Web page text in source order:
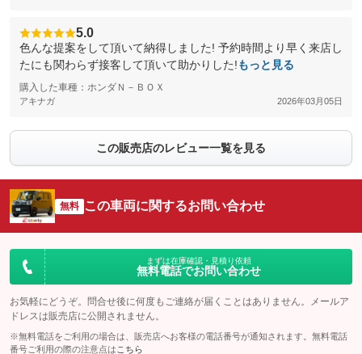
5.0
色んな提案をして頂いて納得しました! 予約時間より早く来店し
たにも関わらず接客して頂いて助かりした!もっと見る
購入した車種：ホンダＮ－ＢＯＸ
アキナガ 2026年03月05日
この販売店のレビュー一覧を見る
無料 この車両に関するお問い合わせ
まずは在庫確認・見積り依頼
無料電話でお問い合わせ
お気軽にどうぞ。問合せ後に何度もご連絡が届くことはありません。メールア
ドレスは販売店に公開されません。
※無料電話をご利用の場合は、販売店へお客様の電話番号が通知されます。無料電話
番号ご利用の際の注意点は こちら